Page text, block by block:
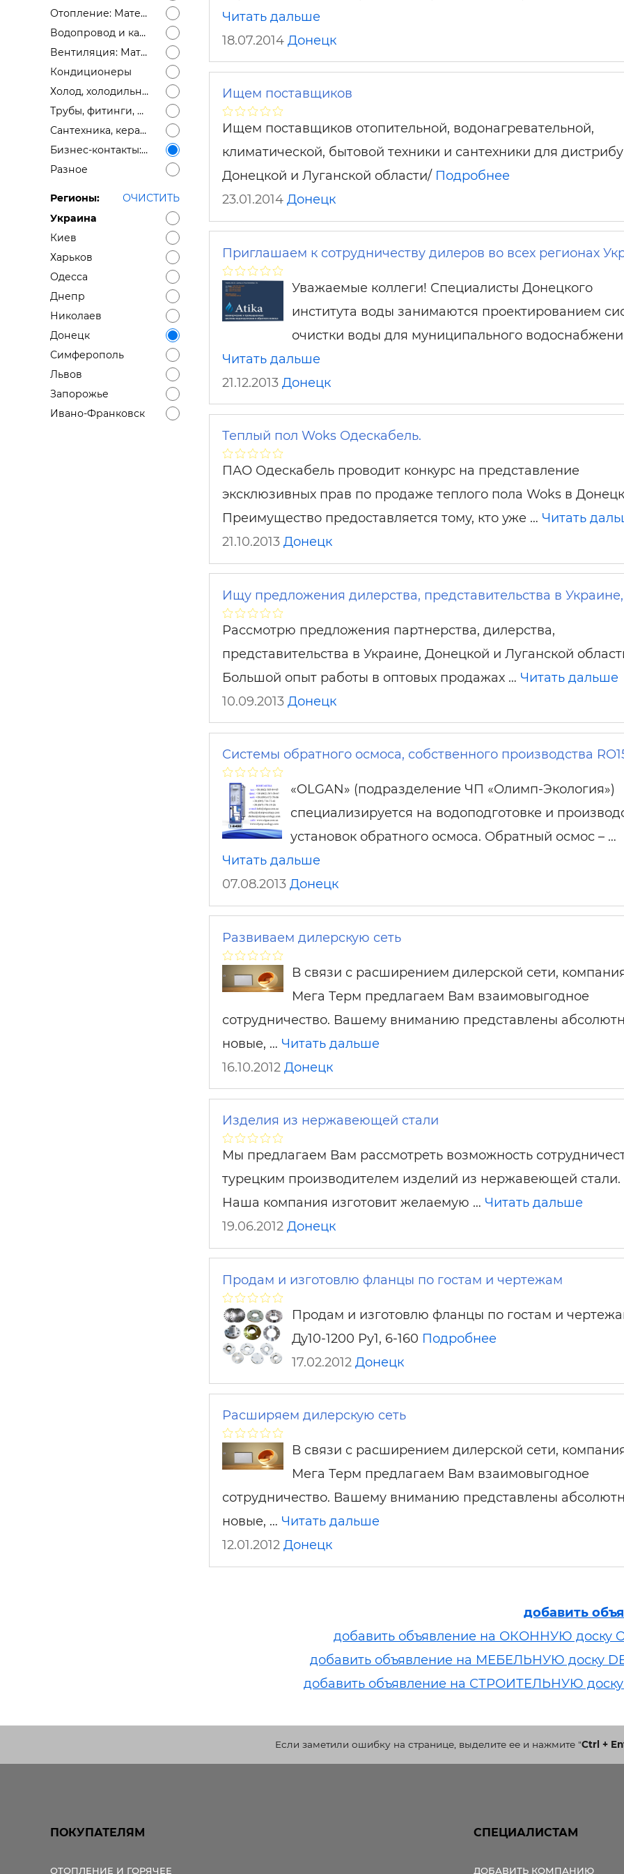
Отопление: Материалы
Водопровод и канализация: Материалы
Вентиляция: Материалы
Кондиционеры
Холод, холодильное оборудование
Трубы, фитинги, дымоходы
Сантехника, керамика
Бизнес-контакты: ищем поставщика, ищем дилеров, монтажные организации
Разное
Регионы:
ОЧИСТИТЬ
Украина
Киев
Харьков
Одесса
Днепр
Николаев
Донецк
Симферополь
Львов
Запорожье
Ивано-Франковск
Читать дальше
18.07.2014 Донецк
Ищем поставщиков
Ищем поставщиков отопительной, водонагревательной,
климатической, бытовой техники и сантехники для
Донецкой и Луганской области/ Подробнее
23.01.2014 Донецк
Приглашаем к сотрудничеству дилеров во всех регионах
Уважаемые коллеги! Специалисты Донецкого
института воды занимаются проектированием
очистки воды для муниципального
Читать дальше
21.12.2013 Донецк
Теплый пол Woks Одескабель.
ПАО Одескабель проводит конкурс на представление
эксклюзивных прав по продаже теплого пола Woks в
Преимущество предоставляется тому, кто уже … Читать
21.10.2013 Донецк
Ищу предложения дилерства, представительства в
Рассмотрю предложения партнерства, дилерства,
представительства в Украине, Донецкой и Луганской
Большой опыт работы в оптовых продажах … Читать дальше
10.09.2013 Донецк
Системы обратного осмоса, собственного производства
«OLGAN» (подразделение ЧП «Олимп-Экология»)
специализируется на водоподготовке и
установок обратного осмоса. Обратный осмос – …
Читать дальше
07.08.2013 Донецк
Развиваем дилерскую сеть
В связи с расширением дилерской сети,
Мега Терм предлагаем Вам взаимовыгодное
сотрудничество. Вашему вниманию представлены
новые, … Читать дальше
16.10.2012 Донецк
Изделия из нержавеющей стали
Мы предлагаем Вам рассмотреть возможность
турецким производителем изделий из нержавеющей стали.
Наша компания изготовит желаемую … Читать дальше
19.06.2012 Донецк
Продам и изготовлю фланцы по гостам и чертежам
Продам и изготовлю фланцы по гостам и
Ду10-1200 Ру1, 6-160 Подробнее
17.02.2012 Донецк
Расширяем дилерскую сеть
В связи с расширением дилерской сети,
Мега Терм предлагаем Вам взаимовыгодное
сотрудничество. Вашему вниманию представлены
новые, … Читать дальше
12.01.2012 Донецк
добавить
добавить объявление на ОКОННУЮ доску
добавить объявление на МЕБЕЛЬНУЮ доску
добавить объявление на СТРОИТЕЛЬНУЮ доску
Если заметили ошибку на странице, выделите ее и нажмите"Ctrl +
ПОКУПАТЕЛЯМ
ОТОПЛЕНИЕ И ГОРЯЧЕЕ
СПЕЦИАЛИСТАМ
ДОБАВИТЬ КОМПАНИЮ